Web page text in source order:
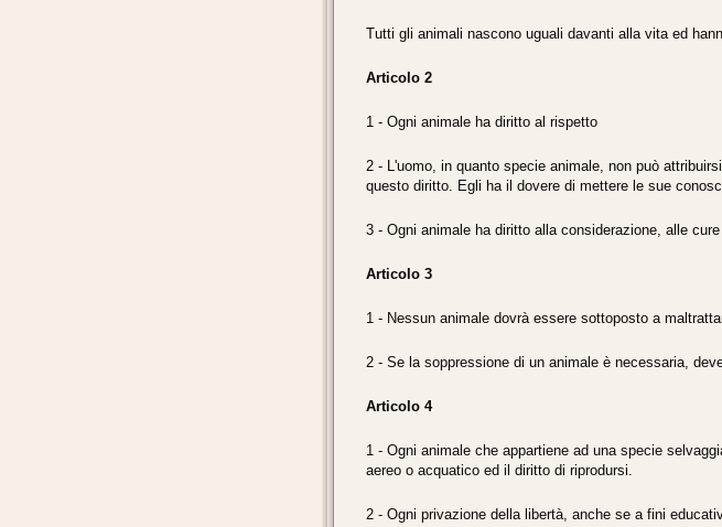
Tutti gli animali nascono uguali davanti alla vita ed
Articolo 2
1 - Ogni animale ha diritto al rispetto
2 - L'uomo, in quanto specie animale, non può
questo diritto. Egli ha il dovere di mettere le sue
3 - Ogni animale ha diritto alla considerazione, alle
Articolo 3
1 - Nessun animale dovrà essere sottoposto a
2 - Se la soppressione di un animale è necessaria,
Articolo 4
1 - Ogni animale che appartiene ad una specie
aereo o acquatico ed il diritto di riprodursi.
2 - Ogni privazione della libertà, anche se a fini